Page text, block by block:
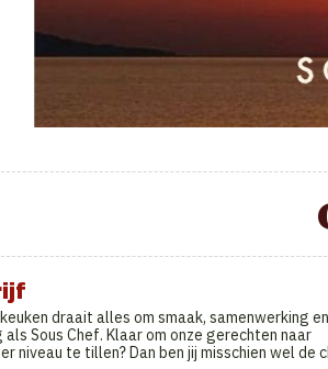
draait alles om smaak, samenwerking
als Sous Chef. Klaar om onze gerechten naar
niveau te tillen? Dan ben jij misschien wel de